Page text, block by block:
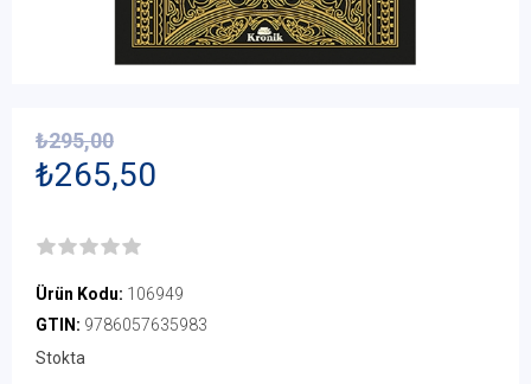
₺265,50
₺295,00
Ürün Kodu: 106949
GTIN: 9786057635983
Stokta